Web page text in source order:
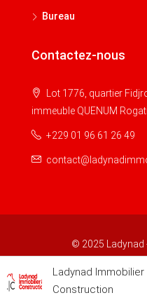
Bureau
Contactez-nous
Lot 1776, quartier
immeuble QUENUM
+229 01 96 61 26 49
© 2025 Ladynad
Ladynad Immobilier
Construction
Politique de Confidentialité